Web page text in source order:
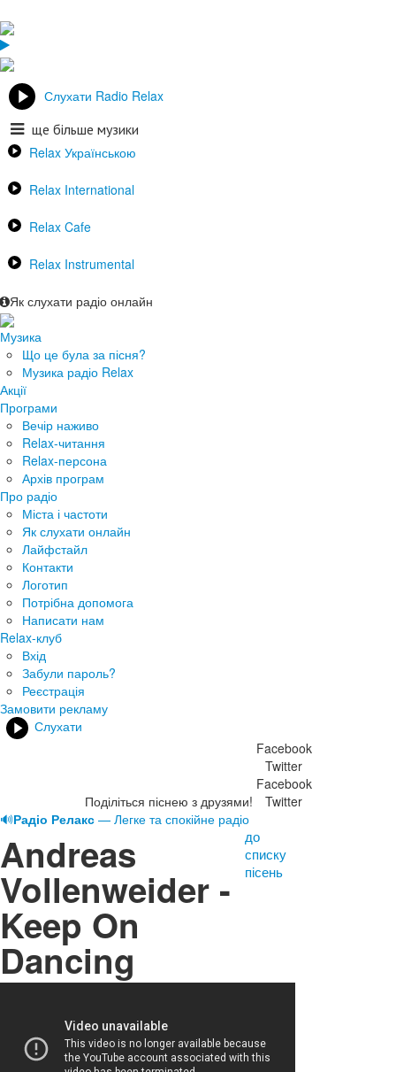
Слухати Radio Relax
ще більше музики
Relax Українською
Relax International
Relax Cafe
Relax Instrumental
Як слухати радіо онлайн
Музика
Що це була за пісня?
Музика радіо Relax
Акції
Програми
Вечір наживо
Relax-читання
Relax-персона
Архів програм
Про радіо
Міста і частоти
Як слухати онлайн
Лайфстайл
Контакти
Логотип
Потрібна допомога
Написати нам
Relax-клуб
Вхід
Забули пароль?
Реєстрація
Замовити рекламу
Слухати
Поділіться піснею з друзями!
Facebook
Twitter
Facebook
Twitter
🔊Радіо Релакс — Легке та спокійне радіо
Andreas
Vollenweider -
Keep On
Dancing
до
списку
пісень